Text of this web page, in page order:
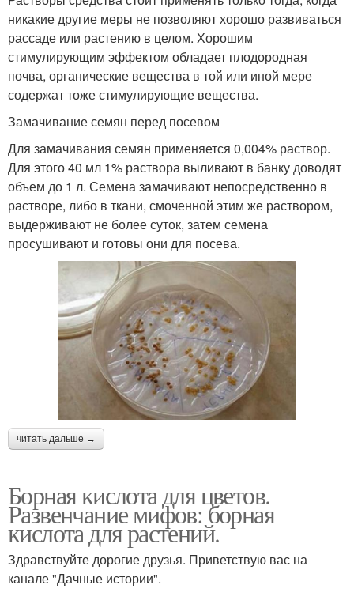
никакие другие меры не позволяют хорошо развиваться
рассаде или растению в целом. Хорошим
стимулирующим эффектом обладает плодородная
почва, органические вещества в той или иной мере
содержат тоже стимулирующие вещества.
Замачивание семян перед посевом
Для замачивания семян применяется 0,004% раствор.
Для этого 40 мл 1% раствора выливают в банку доводят
объем до 1 л. Семена замачивают непосредственно в
растворе, либо в ткани, смоченной этим же раствором,
выдерживают не более суток, затем семена
просушивают и готовы они для посева.
читать дальше →
Борная кислота для цветов.
Развенчание мифов: борная
кислота для растений.
Здравствуйте дорогие друзья. Приветствую вас на
канале "Дачные истории".